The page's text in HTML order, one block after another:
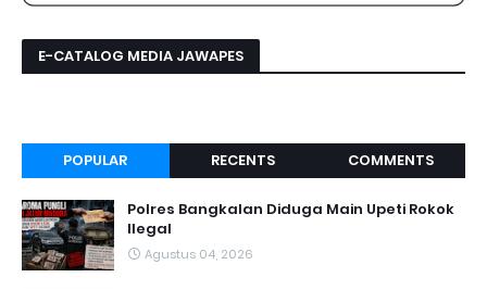
E-CATALOG MEDIA JAWAPES
POPULAR RECENTS COMMENTS
Polres Bangkalan Diduga Main Upeti Rokok
Ilegal
Agustus 04, 2026